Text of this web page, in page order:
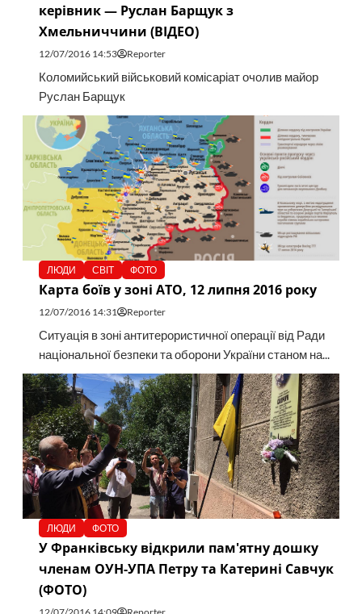
керівник — Руслан Барщук з
Хмельниччини (ВІДЕО)
12/07/2016 14:53 Reporter
Коломийський військовий комісаріат очолив майор
Руслан Барщук
ЛЮДИ СВІТ ФОТО
Карта боїв у зоні АТО, 12 липня 2016 року
12/07/2016 14:31 Reporter
Ситуація в зоні антитерористичної операції від Ради
національної безпеки та оборони України станом на...
ЛЮДИ ФОТО
У Франківську відкрили пам'ятну дошку
членам ОУН-УПА Петру та Катерині Савчук
(ФОТО)